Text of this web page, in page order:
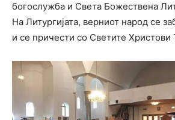
богослужба и Света Божествена
На Литургијата, верниот народ се
и се причести со Светите Христови